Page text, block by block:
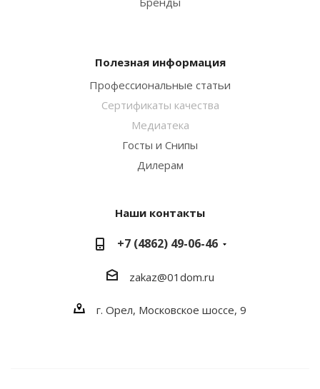
Полезная информация
Профессиональные статьи
Сертификаты качества
Медиатека
Госты и Снипы
Дилерам
Наши контакты
+7 (4862) 49-06-46
zakaz@01dom.ru
г. Орел, Московское шоссе, 9